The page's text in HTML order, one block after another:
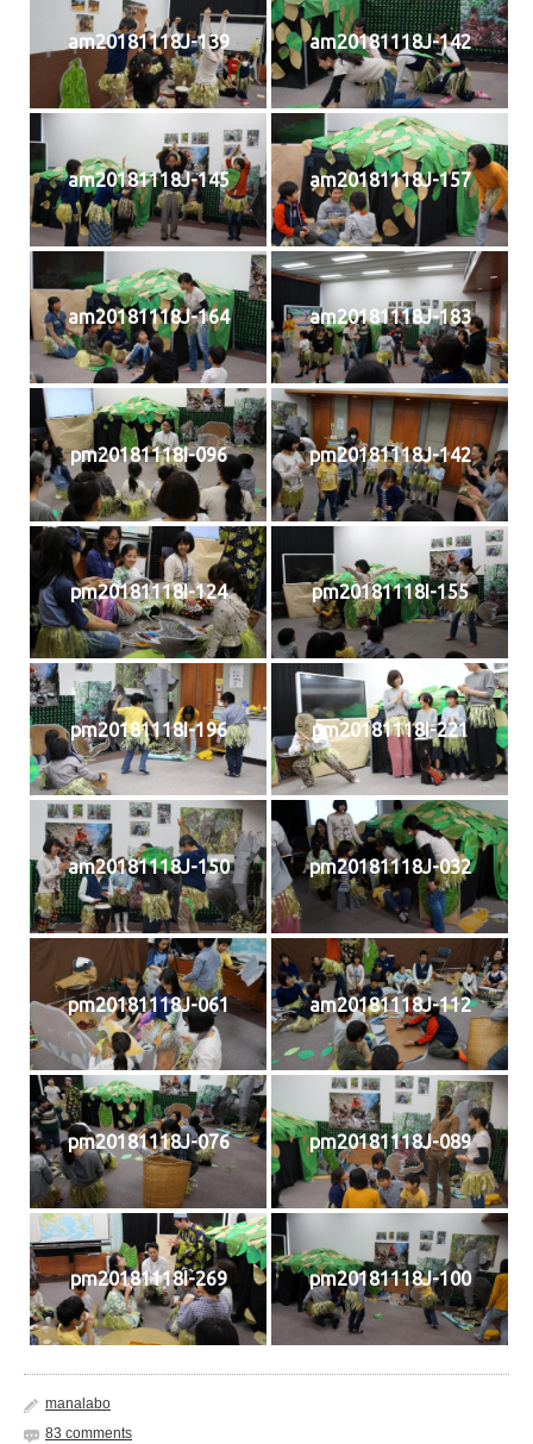
am20181118J-139 am20181118J-142
am20181118J-145 am20181118J-157
am20181118J-164 am20181118J-183
pm20181118I-096 pm20181118J-142
pm20181118I-124 pm20181118I-155
pm20181118I-196 pm20181118I-221
am20181118J-150 pm20181118J-032
pm20181118J-061 am20181118J-112
pm20181118J-076 pm20181118J-089
pm20181118I-269 pm20181118J-100
manalabo
83 comments